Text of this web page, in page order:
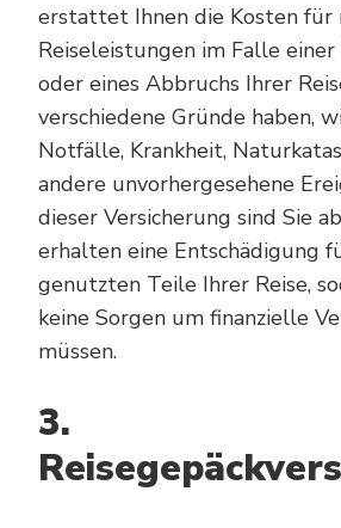
erstattet Ihnen die Kosten
Reiseleistungen im Falle
oder eines Abbruchs Ihrer
verschiedene Gründe haben,
Notfälle, Krankheit,
andere unvorhergesehene
dieser Versicherung sind Sie
erhalten eine Entschädigung
genutzten Teile Ihrer Reise,
keine Sorgen um finanzielle
müssen.
3.